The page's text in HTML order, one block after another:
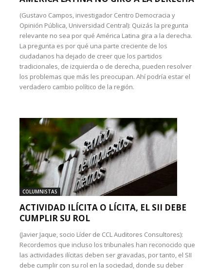
(Gustavo Campos, investigador Centro Democracia y
Opinión Pública, Universidad Central): Quizás la pregunta
relevante no sea por qué América Latina gira a la derecha.
La pregunta es por qué una parte creciente de los
ciudadanos ha dejado de creer que los partidos
tradicionales, de izquierda o de derecha, pueden resolver
los problemas que más les preocupan. Ahí podría estar el
verdadero cambio político de la región.
COLUMNISTAS
ACTIVIDAD ILÍCITA O LÍCITA, EL SII DEBE
CUMPLIR SU ROL
(Javier Jaque, socio Líder de CCL Auditores Consultores):
Recordemos que incluso los tribunales han reconocido que
las actividades ilícitas deben ser gravadas, por tanto, el SII
debe cumplir con su rol en la sociedad, donde su deber